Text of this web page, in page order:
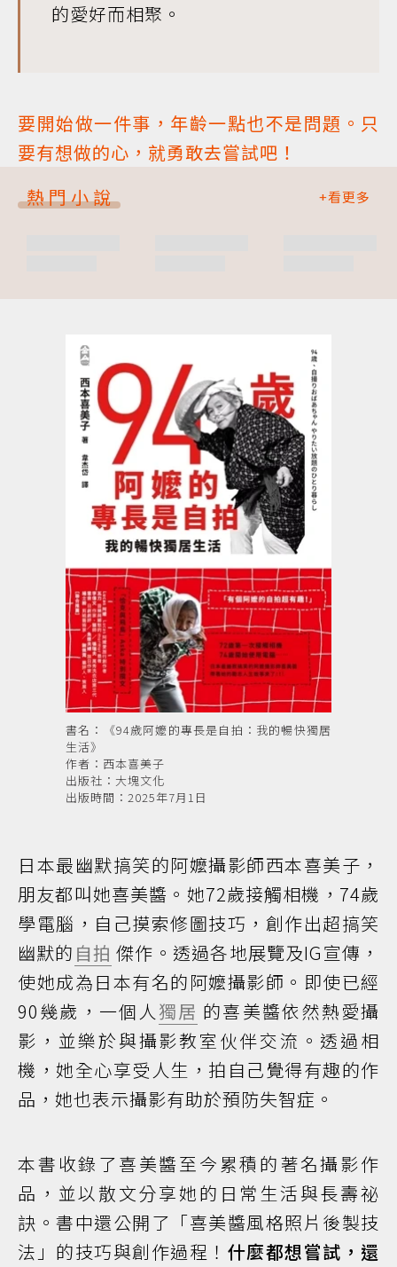
的愛好而相聚。
要開始做一件事，年齡一點也不是問題。只
要有想做的心，就勇敢去嘗試吧！
熱門小說
書名：《94歲阿嬤的專長是自拍：我的暢快獨居
生活》
作者：西本喜美子
出版社：大塊文化
出版時間：2025年7月1日
日本最幽默搞笑的阿嬤攝影師西本喜美子，
朋友都叫她喜美醬。她72歲接觸相機，74歲
學電腦，自己摸索修圖技巧，創作出超搞笑
幽默的 自拍 傑作。透過各地展覽及IG宣傳，
使她成為日本有名的阿嬤攝影師。即使已經
90幾歲，一個人 獨居 的喜美醬依然熱愛攝
影，並樂於與攝影教室伙伴交流。透過相
機，她全心享受人生，拍自己覺得有趣的作
品，她也表示攝影有助於預防失智症。
本書收錄了喜美醬至今累積的著名攝影作
品，並以散文分享她的日常生活與長壽祕
訣。書中還公開了「喜美醬風格照片後製技
法」的技巧與創作過程！ 什麼都想嘗試，還